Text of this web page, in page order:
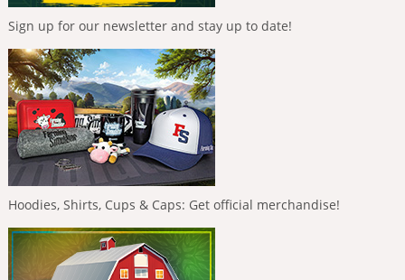
Sign up for our newsletter and stay up to date!
Hoodies, Shirts, Cups & Caps: Get official merchandise!